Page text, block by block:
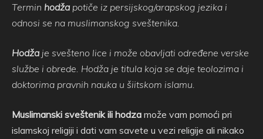
Termin hodža potiče iz persijskog/arapskog jezika i
odnosi se na muslimanskog sveštenika.
Hodža je svešteno lice i može obavljati određene verske
službe i obrede. Hodža je titula koja se daje teolozima i
doktorima pravnih nauka u šiitskom islamu.
Muslimanski sveštenik ili hodza može vam pomoći pri
islamskoj religiji i dati vam savete u vezi religije ali nikako